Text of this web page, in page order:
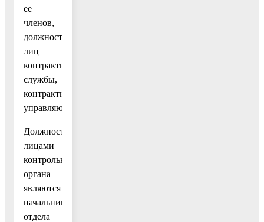
ее
членов,
должностных
лиц
контрактной
службы,
контрактного
управляющего.
Должностными
лицами
контрольного
органа
являются
начальник
отдела